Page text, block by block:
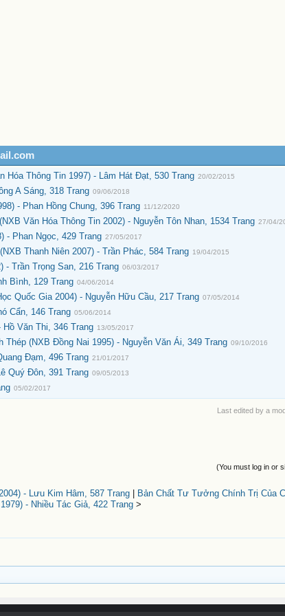
Hóa Thông Tin 1997) - Lâm Hát Đạt, 530 Trang 20/02/2015
A Sáng, 318 Trang 09/06/2018
- Phan Hồng Chung, 396 Trang 11/12/2020
Văn Hóa Thông Tin 2002) - Nguyễn Tôn Nhan, 1534 Trang 27/04/
- Phan Ngọc, 429 Trang 27/05/2017
Thanh Niên 2007) - Trần Phác, 584 Trang 19/04/2015
Trần Trọng San, 216 Trang 06/03/2017
Bình, 129 Trang 04/06/2014
Quốc Gia 2004) - Nguyễn Hữu Cầu, 217 Trang 07/05/2014
Cẩn, 146 Trang 05/06/2014
Văn Thi, 346 Trang 13/05/2017
(NXB Đồng Nai 1995) - Nguyễn Văn Ái, 349 Trang 09/10/2016
Đạm, 496 Trang 21/01/2017
Quý Đôn, 391 Trang 09/05/2013
05/02/2017
Last edited by a
(You must log in or
- Lưu Kim Hâm, 587 Trang
Bản Chất Tư Tưởng Chính Trị Của
- Nhiều Tác Giả, 422 Trang>